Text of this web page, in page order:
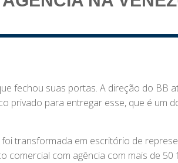
fechou suas portas. A direção do BB
privado para entregar esse, que é um
foi transformada em escritório de
comercial com agência com mais de